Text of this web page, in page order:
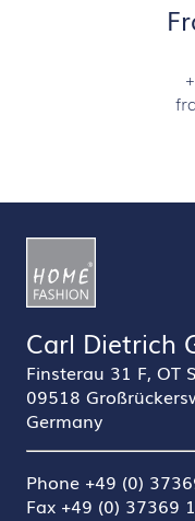
Carl Dietrich
Finsterau 31 F, OT
09518
Germany
Phone +49 (0)
Fax +49 (0) 37369